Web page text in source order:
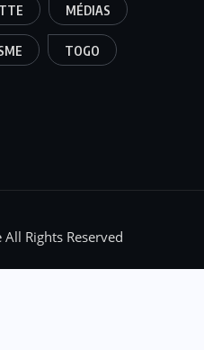
MÉDIAS
TOGO
Rights Reserved